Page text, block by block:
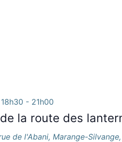
la route des
- 21h00
de l'Abani, Marange-